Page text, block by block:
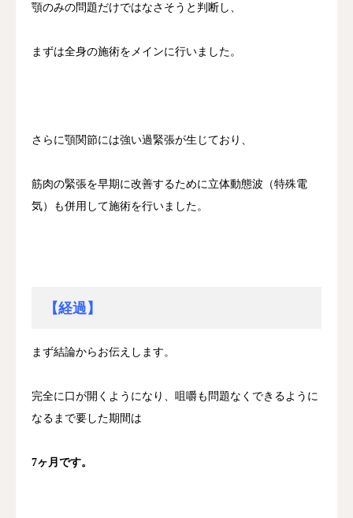
顎のみの問題だけではなさそうと判断し、
まずは全身の施術をメインに行いました。
さらに顎関節には強い過緊張が生じており、
筋肉の緊張を早期に改善するために立体動態波（特殊電
気）も併用して施術を行いました。
【経過】
まず結論からお伝えします。
完全に口が開くようになり、咀嚼も問題なくできるように
なるまで要した期間は
7ヶ月です。